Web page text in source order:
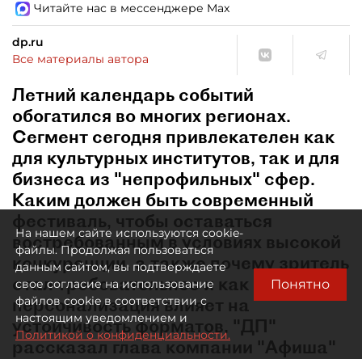
Читайте нас в мессенджере Max
dp.ru
Все материалы автора
Летний календарь событий
обогатился во многих регионах.
Сегмент сегодня привлекателен как
для культурных институтов, так и для
бизнеса из "непрофильных" сфер.
Каким должен быть современный
фестиваль, чтобы оставаться
востребованным в условиях высокой
конкуренции, а также почему зритель
стал требовательнее и как
персонализация влияет на
устойчивость форматов, "ДП"
рассказал глава компании "Афиша"
На нашем сайте используются cookie-
файлы. Продолжая пользоваться
данным сайтом, вы подтверждаете
свое согласие на использование
файлов cookie в соответствии с
настоящим уведомлением и
Политикой о конфиденциальности.
Понятно